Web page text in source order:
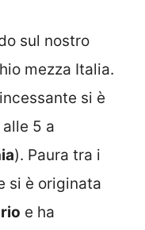
sul nostro
mezza Italia.
si è
5 a
). Paura tra i
si è originata
e ha